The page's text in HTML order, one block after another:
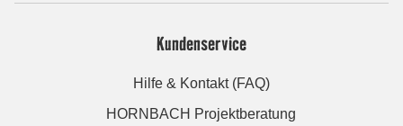
Kundenservice
Hilfe & Kontakt (FAQ)
HORNBACH Projektberatung